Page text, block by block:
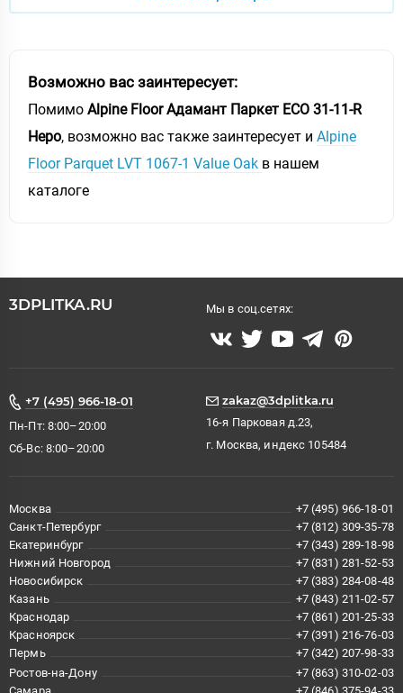
Возможно вас заинтересует:
Помимо Alpine Floor Адамант Паркет ECO 31-11-R
Неро, возможно вас также заинтересует и Alpine
Floor Parquet LVT 1067-1 Value Oak в нашем
каталоге
3DPLITKA.RU Мы в соц.сетях:
+7 (495) 966-18-01
Пн-Пт: 8:00–20:00
Сб-Вс: 8:00–20:00
zakaz@3dplitka.ru
16-я Парковая д.23,
г. Москва, индекс 105484
Москва
+7 (495) 966-18-01
Санкт-Петербург
+7 (812) 309-35-78
Екатеринбург
+7 (343) 289-18-98
Нижний Новгород
+7 (831) 281-52-53
Новосибирск
+7 (383) 284-08-48
Казань
+7 (843) 211-02-57
Краснодар
+7 (861) 201-25-33
Красноярск
+7 (391) 216-76-03
Пермь
+7 (342) 207-98-33
Ростов-на-Дону
+7 (863) 310-02-03